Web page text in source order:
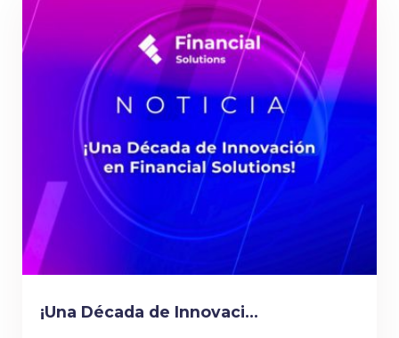
¡Una Década de Innovaci...